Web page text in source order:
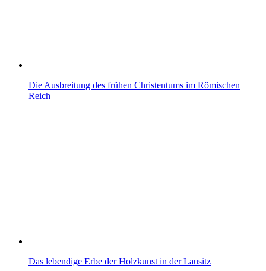
Die Ausbreitung des frühen Christentums im Römischen
Reich
Das lebendige Erbe der Holzkunst in der Lausitz